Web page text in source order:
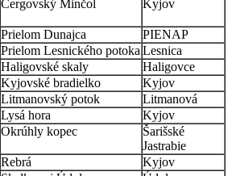
Čergovský Minčol Kyjov
Prielom Dunajca
PIENAP
Prielom Lesnického potoka Lesnica
Haligovské skaly
Haligovce
Kyjovské bradielko
Kyjov
Litmanovský potok
Litmanová
Lysá hora
Kyjov
Okrúhly kopec
Šarišské
Jastrabie
Rebrá
Kyjov